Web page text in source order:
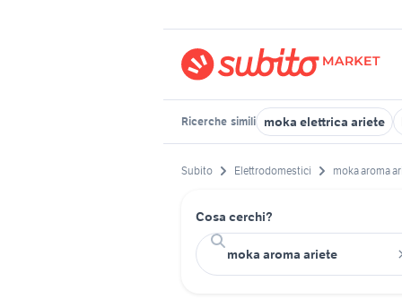
Ricerche simili moka elettrica ariete
Subito Elettrodomestici moka aroma
Cosa cerchi?